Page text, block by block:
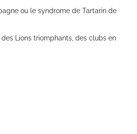
ou le syndrome de Tartarin de
Lions triomphants, des clubs en